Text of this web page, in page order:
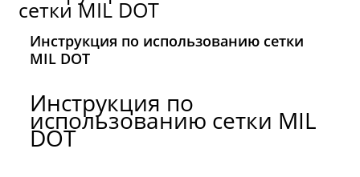
сетки MIL DOT
Инструкция по использованию сетки
MIL DOT
Инструкция по
использованию сетки MIL
DOT